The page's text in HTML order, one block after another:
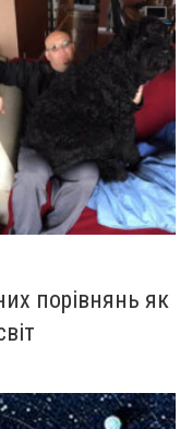
порівнянь як